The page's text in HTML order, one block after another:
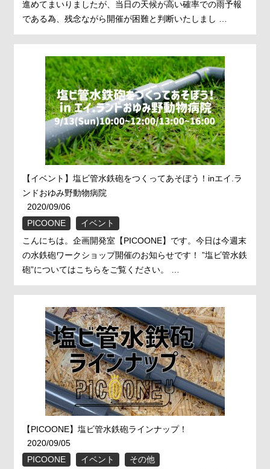
進めてまいりましたが、当日の天候が高い確率での雨予報
である為、残念ながら開催が困難と判断いたしまし …
【イベント】塩ビ管水鉄砲をつくってあそぼう！inエイ.ラ
ンドおゆみ野動物病院
2020/09/06
PICOONE
イベント
こんにちは。企画開発室【PICOONE】です。今日は今週末
の水鉄砲ワークショップ開催のお知らせです！ ”塩ビ管水鉄
砲”についてはこちらをご覧ください。 …
【PICOONE】塩ビ管水鉄砲ラインナップ！
2020/09/05
PICOONE
イベント
その他